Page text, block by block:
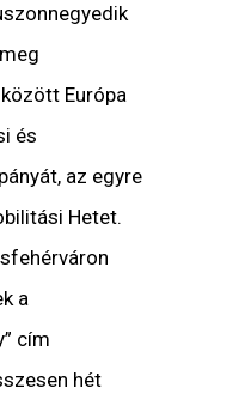
Európa
és
az egyre
Hetet.
a
cím
hét